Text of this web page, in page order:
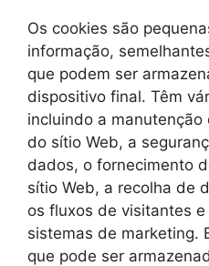
Os cookies são
informação,
que podem ser
dispositivo final. Têm
incluindo a
do sítio Web, a
dados, o fornecimento
sítio Web, a recolha de
os fluxos de visitantes
sistemas de marketing.
que pode ser